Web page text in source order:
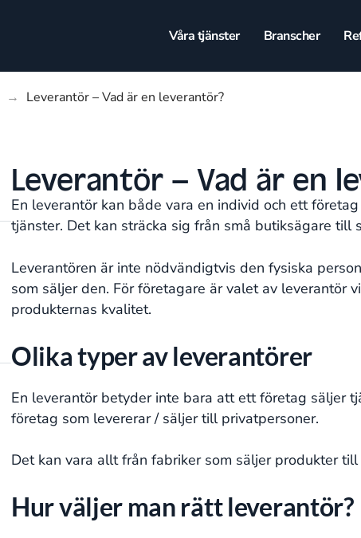
Våra tjänster Branscher
→ Leverantör – Vad är en leverantör?
Leverantör – Vad är en
En leverantör kan både vara en individ och ett
tjänster. Det kan sträcka sig från små butiksägare till
Leverantören är inte nödvändigtvis den fysiska
som säljer den. För företagare är valet av
produkternas kvalitet.
Olika typer av leverantörer
En leverantör betyder inte bara att ett företag säljer
företag som levererar / säljer till privatpersoner.
Det kan vara allt från fabriker som säljer produkter
Hur väljer man rätt leverantör?